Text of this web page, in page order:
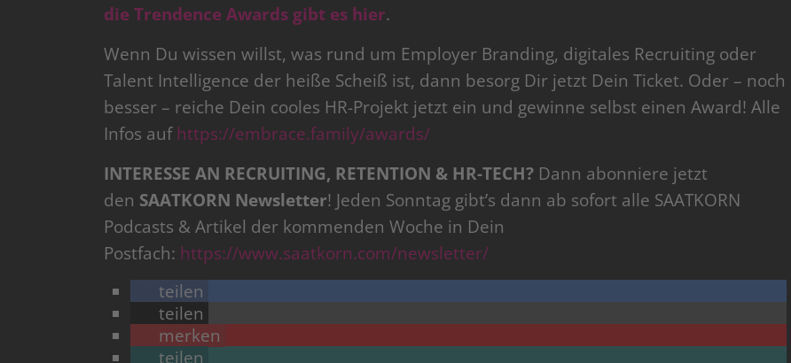
die Trendence Awards gibt es hier.
Wenn Du wissen willst, was rund um Employer Branding, digitales Recruiting oder
Talent Intelligence der heiße Scheiß ist, dann besorg Dir jetzt Dein Ticket. Oder – noch
besser – reiche Dein cooles HR-Projekt jetzt ein und gewinne selbst einen Award! Alle
Infos aufhttps://embrace.family/awards/
INTERESSE AN RECRUITING, RETENTION & HR-TECH? Dann abonniere jetzt
den SAATKORN Newsletter! Jeden Sonntag gibt’s dann ab sofort alle SAATKORN
Podcasts & Artikel der kommenden Woche in Dein
Postfach: https://www.saatkorn.com/newsletter/
teilen
teilen
merken
teilen